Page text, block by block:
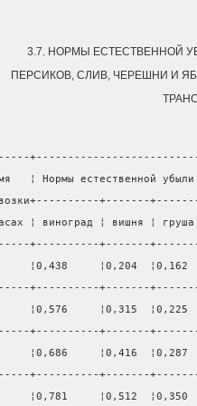
3.7. НОРМЫ ЕСТЕСТВЕННОЙ
ПЕРСИКОВ, СЛИВ, ЧЕРЕШНИ И
¦ Нормы естественной
+-------
¦ виноград ¦ вишня ¦ груша
+----------+-------
¦0,438     ¦0,204  ¦0,162
+----------+-------
¦0,576     ¦0,315  ¦0,225
+----------+-------
¦0,686     ¦0,416  ¦0,287
+----------+-------
¦0,781     ¦0,512  ¦0,350